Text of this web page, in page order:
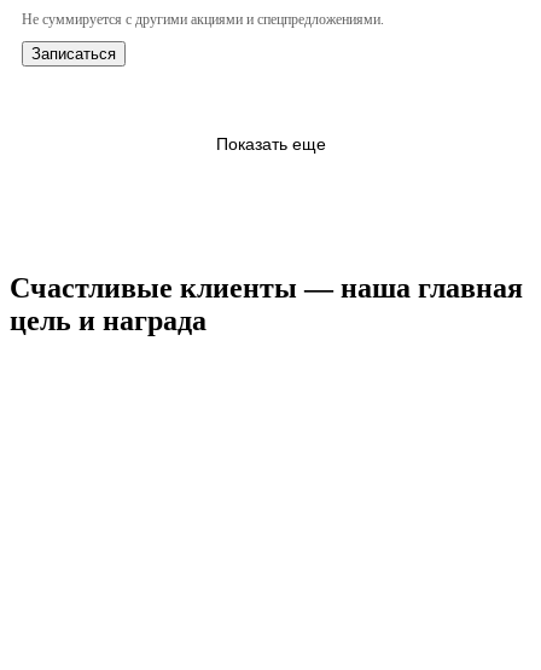
Не суммируется с другими акциями и спецпредложениями.
Записаться
Показать еще
Счастливые клиенты — наша главная
цель и награда